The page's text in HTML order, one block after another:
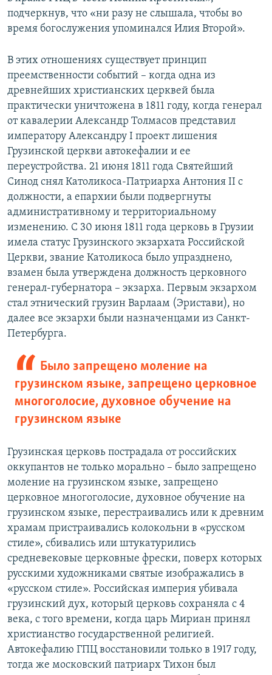
подчеркнув, что «ни разу не слышала, чтобы во
время богослужения упоминался Илия Второй».
В этих отношениях существует принцип
преемственности событий – когда одна из
древнейших христианских церквей была
практически уничтожена в 1811 году, когда генерал
от кавалерии Александр Толмасов представил
императору Александру I проект лишения
Грузинской церкви автокефалии и ее
переустройства. 21 июня 1811 года Святейший
Синод снял Католикоса-Патриарха Антония II с
должности, а епархии были подвергнуты
административному и территориальному
изменению. С 30 июня 1811 года церковь в Грузии
имела статус Грузинского экзархата Российской
Церкви, звание Католикоса было упразднено,
взамен была утверждена должность церковного
генерал-губернатора – экзарха. Первым экзархом
стал этнический грузин Варлаам (Эристави), но
далее все экзархи были назначенцами из Санкт-
Петербурга.
Было запрещено моление на
грузинском языке, запрещено церковное
многоголосие, духовное обучение на
грузинском языке
Грузинская церковь пострадала от российских
оккупантов не только морально – было запрещено
моление на грузинском языке, запрещено
церковное многоголосие, духовное обучение на
грузинском языке, перестраивались или к древним
храмам пристраивались колокольни в «русском
стиле», сбивались или штукатурились
средневековые церковные фрески, поверх которых
русскими художниками святые изображались в
«русском стиле». Российская империя убивала
грузинский дух, который церковь сохраняла с 4
века, с того времени, когда царь Мириан принял
христианство государственной религией.
Автокефалию ГПЦ восстановили только в 1917 году,
тогда же московский патриарх Тихон был